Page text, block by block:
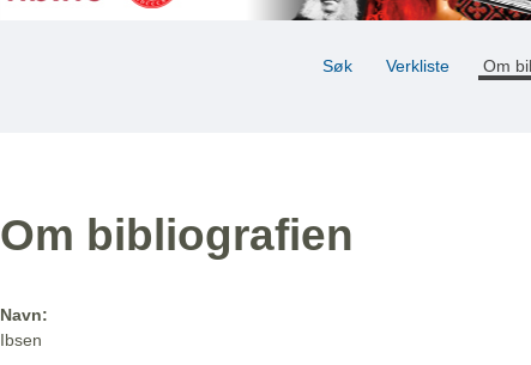
Søk Verkliste Om
Om bibliografien
Navn:
Ibsen